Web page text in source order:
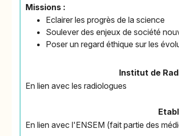
Missions :
Eclairer les progrès de la science
Soulever des enjeux de société
Poser un regard éthique sur les
Institut de
En lien avec les radiologues
En lien avec l'ENSEM (fait partie des